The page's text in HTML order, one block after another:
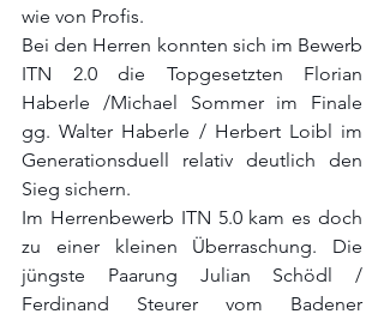
wie von Profis.
Bei den Herren konnten sich im Bewerb
ITN 2.0 die Topgesetzten Florian
Haberle /Michael Sommer im Finale
gg. Walter Haberle / Herbert Loibl im
Generationsduell relativ deutlich den
Sieg sichern.
Im Herrenbewerb ITN 5.0 kam es doch
zu einer kleinen Überraschung. Die
jüngste Paarung Julian Schödl /
Ferdinand Steurer vom Badener